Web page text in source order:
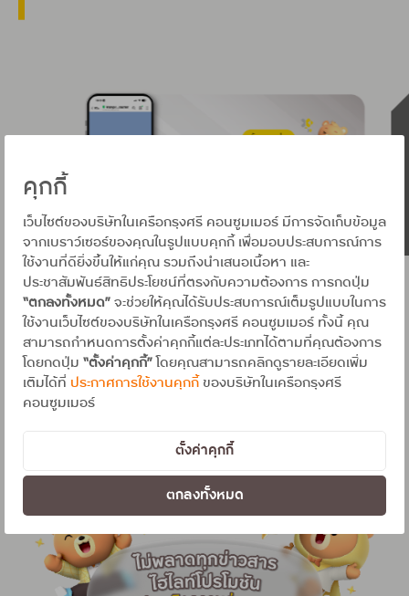
คุกกี้
เว็บไซต์ของบริษัทในเครือกรุงศรี คอนซูมเมอร์ มีการจัดเก็บข้อมูล
จากเบราว์เซอร์ของคุณในรูปแบบคุกกี้ เพื่อมอบประสบการณ์การ
ใช้งานที่ดียิ่งขึ้นให้แก่คุณ รวมถึงนำเสนอเนื้อหา และ
ประชาสัมพันธ์สิทธิประโยชน์ที่ตรงกับความต้องการ การกดปุ่ม
“ตกลงทั้งหมด”จะช่วยให้คุณได้รับประสบการณ์เต็มรูปแบบในการ
ใช้งานเว็บไซต์ของบริษัทในเครือกรุงศรี คอนซูมเมอร์ ทั้งนี้ คุณ
สามารถกำหนดการตั้งค่าคุกกี้แต่ละประเภทได้ตามที่คุณต้องการ
โดยกดปุ่ม “ตั้งค่าคุกกี้”โดยคุณสามารถคลิกดูรายละเอียดเพิ่ม
เติมได้ที่ ประกาศการใช้งานคุกกี้ ของบริษัทในเครือกรุงศรี
คอนซูมเมอร์
ตั้งค่าคุกกี้
ตกลงทั้งหมด
1 จาก 6
อัพเดตสิทธิประโยชน์ต่างๆ และโปรโมชันดีๆทั้ง
ทางด้านบัตรเครดิต สินเชื่อส่วนบุคคล และ
แผนประกันที่ใช่